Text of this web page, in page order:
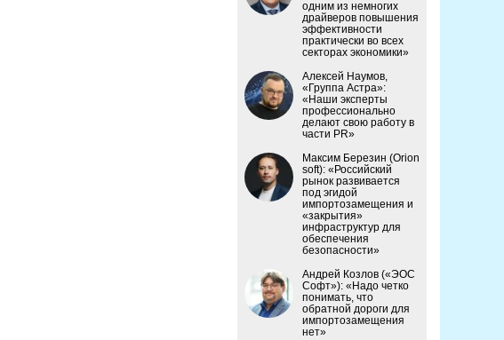
одним из немногих
драйверов повышения
эффективности
практически во всех
секторах экономики»
Алексей Наумов,
«Группа Астра»:
«Наши эксперты
профессионально
делают свою работу в
части PR»
Максим Березин (Orion
soft): «Российский
рынок развивается
под эгидой
импортозамещения и
«закрытия»
инфраструктур для
обеспечения
безопасности»
Андрей Козлов («ЭОС
Софт»): «Надо четко
понимать, что
обратной дороги для
импортозамещения
нет»